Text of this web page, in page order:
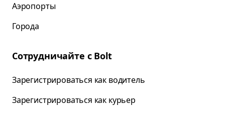
Аэропорты
Города
Сотрудничайте с Bolt
Зарегистрироваться как водитель
Зарегистрироваться как курьер